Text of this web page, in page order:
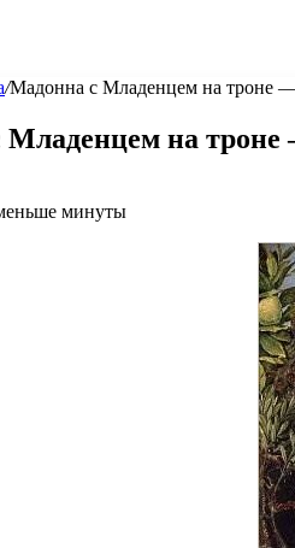
/Мадонна с Mладенцем на троне
на
минуты